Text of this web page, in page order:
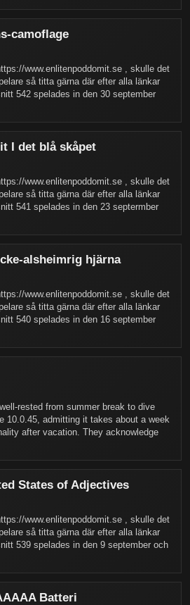
camoflage
www.enlitenpoddomit.se , skulle det
så titta gärna där efter alla länkar
542 spelades in den 30 september
I det blå skåpet
www.enlitenpoddomit.se , skulle det
så titta gärna där efter alla länkar
541 spelades in den 23 septermber
alsheimrig hjärna
www.enlitenpoddomit.se , skulle det
så titta gärna där efter alla länkar
540 spelades in den 16 september
rested from summer break to dive
10.0.45, admitting it takes about a week
after vacation. They acknowledge
States of Adjectives
www.enlitenpoddomit.se , skulle det
så titta gärna där efter alla länkar
539 spelades in den 9 september och
Batteri